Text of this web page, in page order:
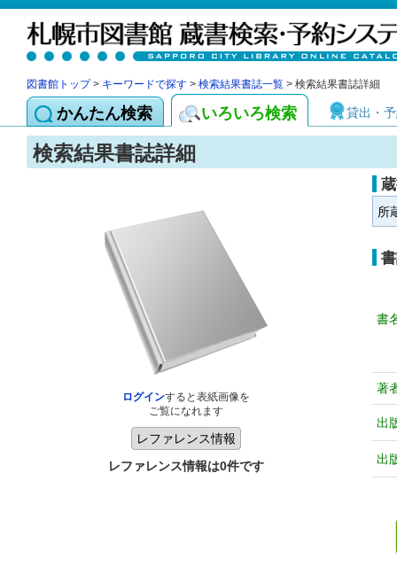
図書館トップ> キーワードで探す > 検索結果書誌一覧 > 検索結果書誌詳細
かんたん検索 いろいろ検索 貸出・
検索結果書誌詳細
ログインすると表紙画像を
ご覧になれます
レファレンス情報は0件です
所
書
著
出
出